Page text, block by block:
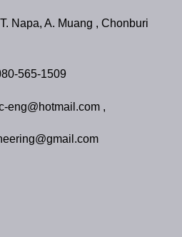
Napa, A. Muang , Chonburi
565-1509
eng@hotmail.com ,